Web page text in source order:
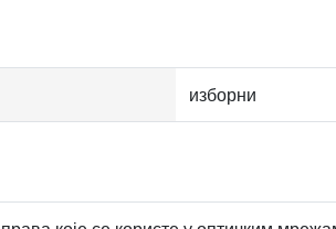
изборни